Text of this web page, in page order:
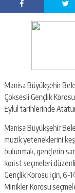
Manisa Büyükşehir
Çoksesli Gençlik
Eylül tarihlerinde
Manisa Büyükşehir
müzik yeteneklerini
bulunmak, gençlerin
korist seçmeleri
Gençlik Korosu için, 6-
Minikler Korosu